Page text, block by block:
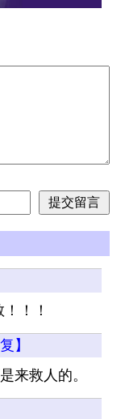
！！
】
来救人的。